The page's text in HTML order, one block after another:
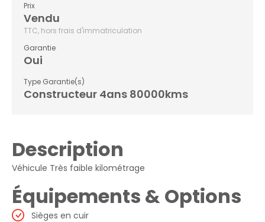
Prix
Vendu
TTC, hors frais d'immatriculation
Garantie
Oui
Type Garantie(s)
Constructeur 4ans 80000kms
Description
Véhicule Très faible kilométrage
Équipements & Options
Sièges en cuir